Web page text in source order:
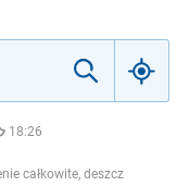
18:26
całkowite, deszcz